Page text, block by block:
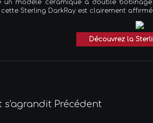
modèle céramique à double
Sterling DarkRay est clairement
Découvrez la
s'agrandit Précédent